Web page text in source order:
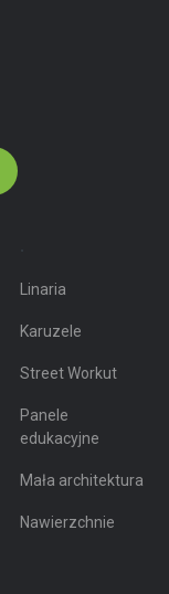
Linaria
Karuzele
Street Workut
Panele
edukacyjne
Mała architektura
Nawierzchnie